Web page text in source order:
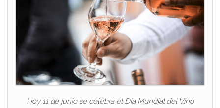
Hoy 11 de junio se celebra el Día Mundial del Vino